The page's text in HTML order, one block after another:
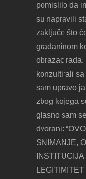
pomislilo da
su napravili
zaključe što
građaninom
obrazac rada.
konzultirali
sam upravo
zbog kojega
glasno sam
dvorani:
SNIMANJE,